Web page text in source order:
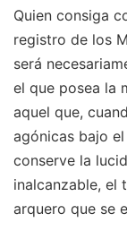
Quien consiga
registro de los
será
el que posea la
aquel que,
agónicas bajo
conserve la
inalcanzable, el
arquero que se